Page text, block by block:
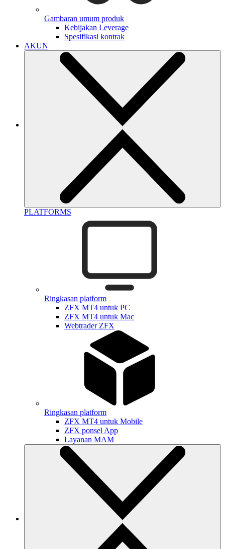
Gambaran umum produk
Kebijakan Leverage
Spesifikasi kontrak
AKUN
PLATFORMS
Ringkasan platform
ZFX MT4 untuk PC
ZFX MT4 untuk Mac
Webtrader ZFX
Ringkasan platform
ZFX MT4 untuk Mobile
ZFX ponsel App
Layanan MAM